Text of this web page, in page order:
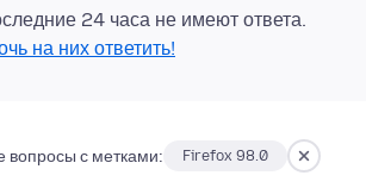
24 часа не имеют ответа.
на них ответить!
вопросы с метками: Firefox 98.0